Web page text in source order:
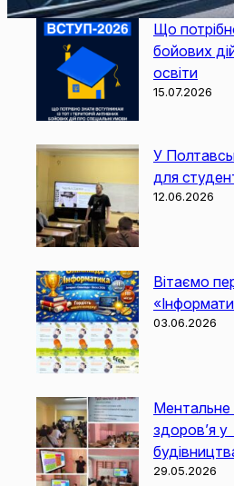
Що
бойових
освіти
15.07.2026
У
для
12.06.2026
Вітаємо
03.06.2026
Ментальне
здоров’я
29.05.2026